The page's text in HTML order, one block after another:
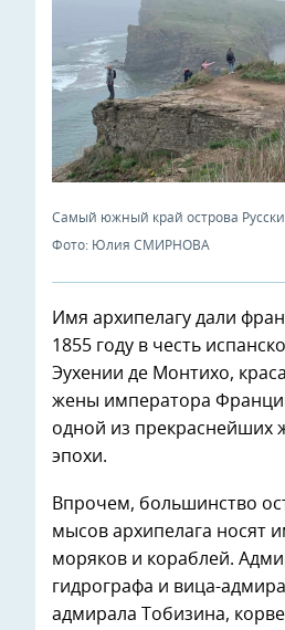
Самый южный край острова
Фото: Юлия СМИРНОВА
Имя архипелагу дали
1855 году в честь
Эухении де Монтихо,
жены императора
одной из прекраснейших
эпохи.
Впрочем, большинство
мысов архипелага носят
моряков и кораблей.
гидрографа и вица-
адмирала Тобизина,